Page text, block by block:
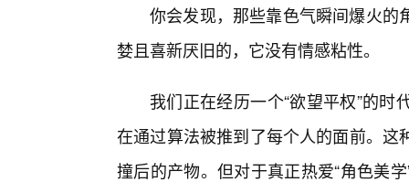
你会发现，那些靠色气瞬间爆火的
婪且喜新厌旧的，它没有情感粘性。
我们正在经历一个“欲望平权”的
在通过算法被推到了每个人的面前。
撞后的产物。但对于真正热爱“角色美